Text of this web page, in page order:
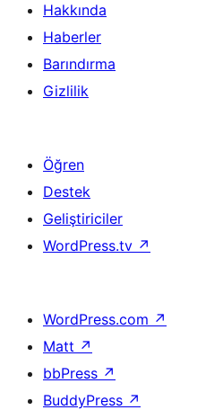
Hakkında
Haberler
Barındırma
Gizlilik
Öğren
Destek
Geliştiriciler
WordPress.tv ↗
WordPress.com ↗
Matt ↗
bbPress ↗
BuddyPress ↗